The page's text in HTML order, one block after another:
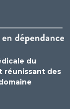
du
réunissant des